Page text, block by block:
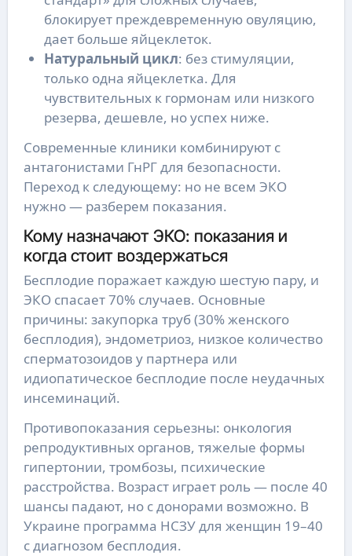
блокирует преждевременную овуляцию,
дает больше яйцеклеток.
Натуральный цикл: без стимуляции,
только одна яйцеклетка. Для
чувствительных к гормонам или низкого
резерва, дешевле, но успех ниже.
Современные клиники комбинируют с
антагонистами ГнРГ для безопасности.
Переход к следующему: но не всем ЭКО
нужно — разберем показания.
Кому назначают ЭКО: показания и
когда стоит воздержаться
Бесплодие поражает каждую шестую пару, и
ЭКО спасает 70% случаев. Основные
причины: закупорка труб (30% женского
бесплодия), эндометриоз, низкое количество
сперматозоидов у партнера или
идиопатическое бесплодие после неудачных
инсеминаций.
Противопоказания серьезны: онкология
репродуктивных органов, тяжелые формы
гипертонии, тромбозы, психические
расстройства. Возраст играет роль — после 40
шансы падают, но с донорами возможно. В
Украине программа НСЗУ для женщин 19–40
с диагнозом бесплодия.